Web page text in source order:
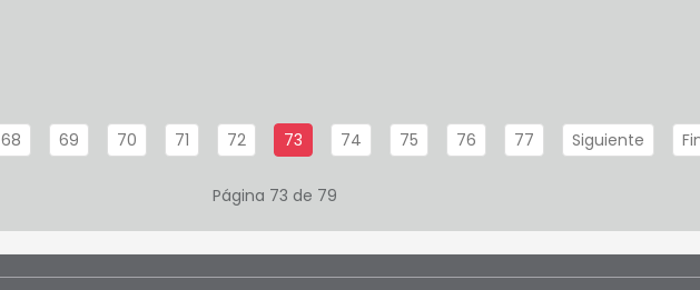
68 69 70 71 72 73 74 75 76 77 Siguiente
Página 73 de 79